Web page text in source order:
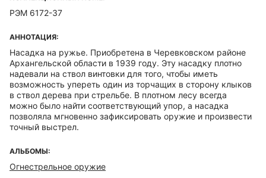
РЭМ 6172-37
АННОТАЦИЯ:
Насадка на ружье. Приобретена в Черевковском районе
Архангельской области в 1939 году. Эту насадку плотно
надевали на ствол винтовки для того, чтобы иметь
возможность упереть один из торчащих в сторону клыков
в ствол дерева при стрельбе. В плотном лесу всегда
можно было найти соответствующий упор, а насадка
позволяла мгновенно зафиксировать оружие и произвести
точный выстрел.
АЛЬБОМЫ:
Огнестрельное оружие